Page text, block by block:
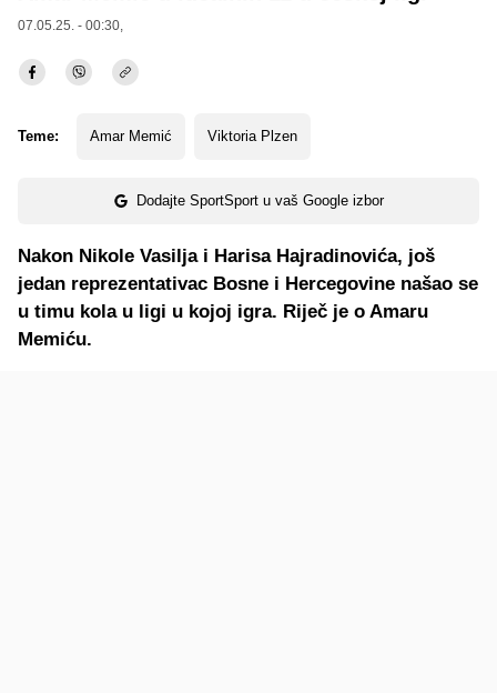
07.05.25. - 00:30,
Teme: Amar Memić Viktoria Plzen
Dodajte SportSport u vaš Google izbor
Nakon Nikole Vasilja i Harisa Hajradinovića, još
jedan reprezentativac Bosne i Hercegovine našao se
u timu kola u ligi u kojoj igra. Riječ je o Amaru
Memiću.